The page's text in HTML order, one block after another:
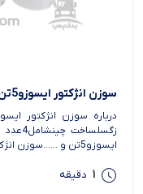
سوزن انژکتور ایسوزو5تن کامیونت طرح زگسل
ایسوزو5تن و ......سوزن انژکتور ایسوزو با بهترین قیمت...
1 دقیقه